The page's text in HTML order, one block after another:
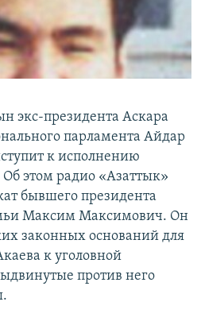
экс-президента Аскара
парламента Айдар
к исполнению
этом радио «Азаттык»
бывшего президента
Максим Максимович. Он
законных оснований для
к уголовной
против него